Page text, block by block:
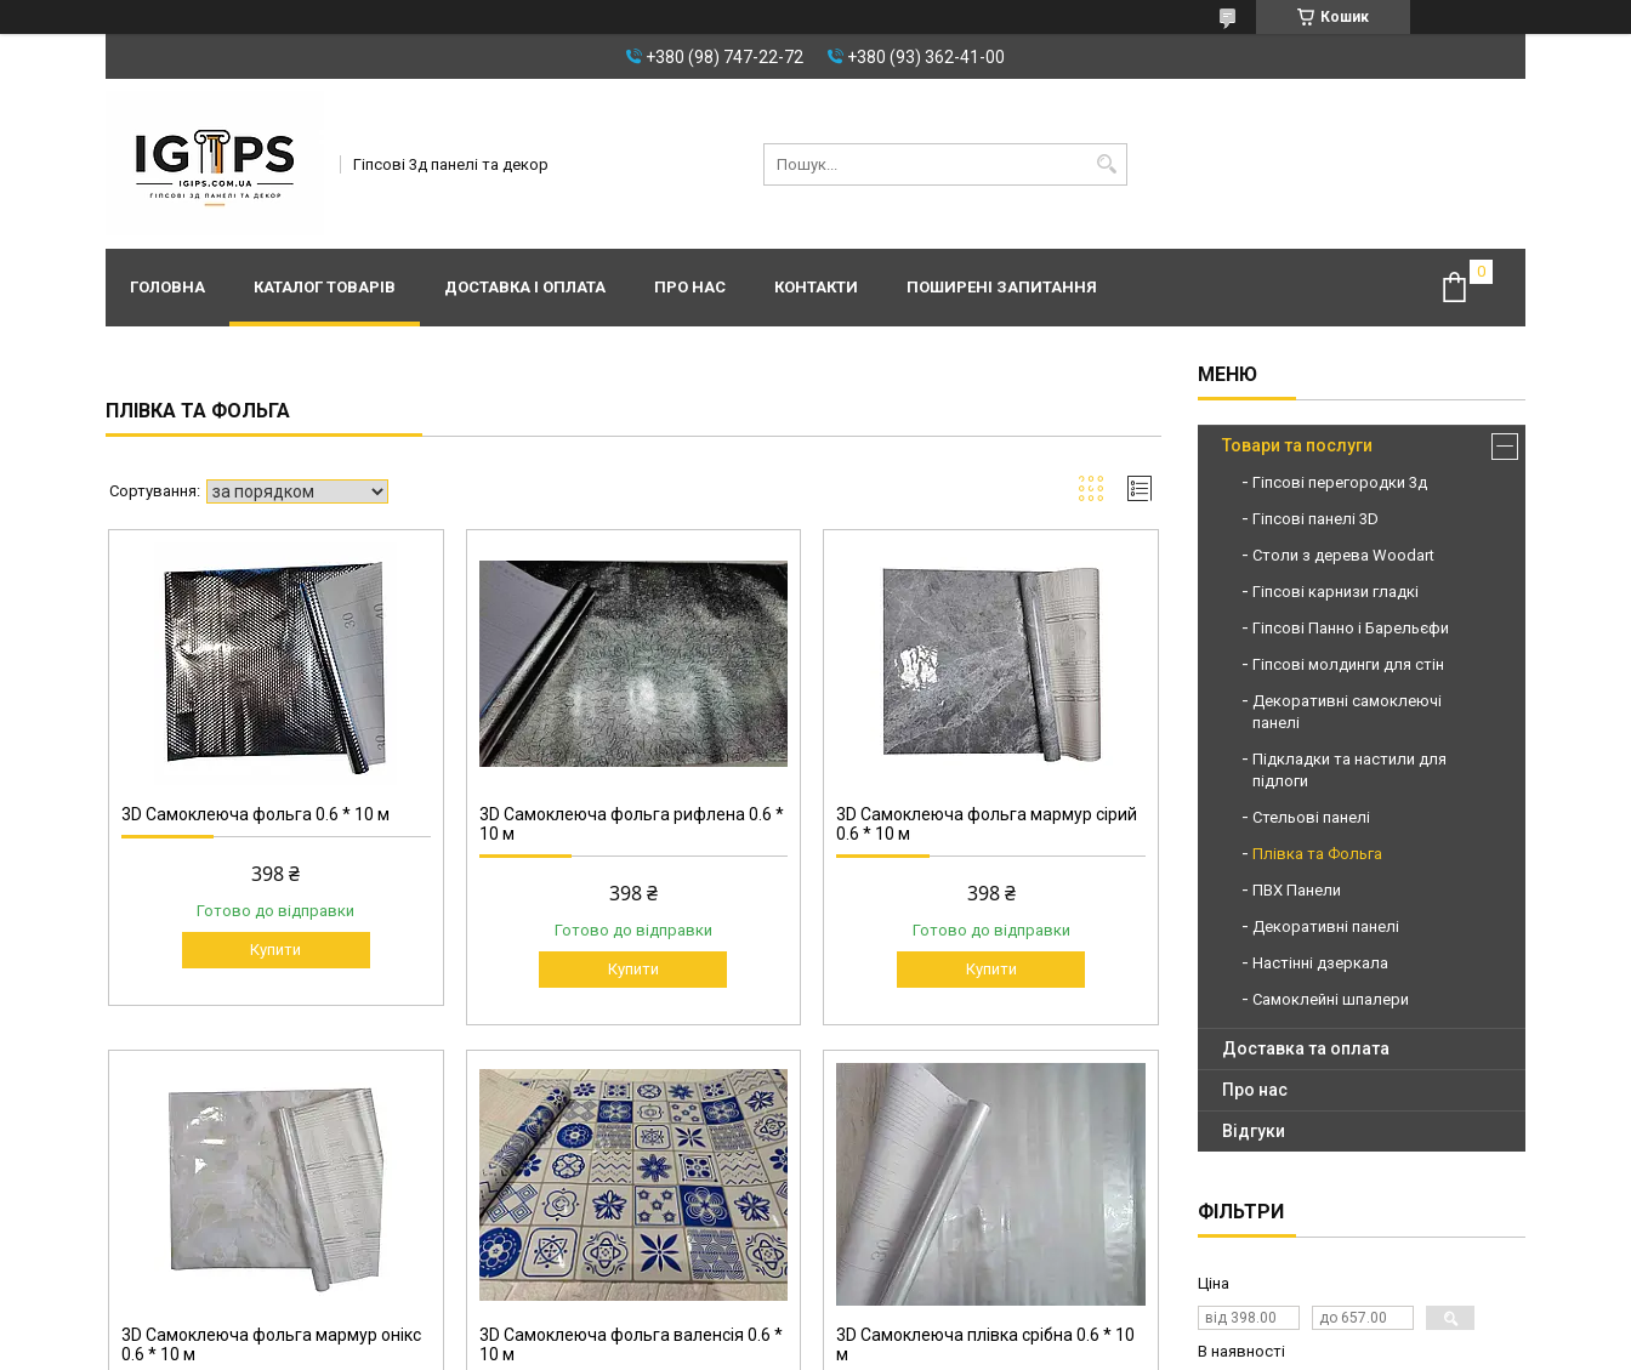
Кошик
+380 (98) 747-22-72 +380 (93) 362-41-00
Гіпсові 3д панелі та декор
ГОЛОВНА КАТАЛОГ ТОВАРІВ ДОСТАВКА І ОПЛАТА ПРО НАС КОНТАКТИ ПОШИРЕНІ ЗАПИТАННЯ
ПЛІВКА ТА ФОЛЬГА
3D Самоклеюча фольга 0.6 * 10 м
398 ₴
Готово до відправки
Купити
6016
3D Самоклеюча фольга рифлена 0.6 *
10 м
398 ₴
Готово до відправки
Купити
6003
3D Самоклеюча фольга мармур сірий
0.6 * 10 м
398 ₴
Готово до відправки
Купити
3D Самоклеюча фольга мармур онікс
0.6 * 10 м
6001
3D Самоклеюча фольга валенсія 0.6 *
10 м
2847
3D Самоклеюча плівка срібна 0.6 * 10
м
Товари та послуги
Гіпсові перегородки 3д
Гіпсові панелі 3D
Столи з дерева Woodart
Гіпсові карнизи гладкі
Гіпсові Панно і Барельєфи
Гіпсові молдинги для стін
Декоративні самоклеючі
панелі
Підкладки та настили для
підлоги
Стельові панелі
Плівка та Фольга
ПВХ Панели
Декоративні панелі
Настінні дзеркала
Самоклейні шпалери
Доставка та оплата
Про нас
Відгуки
ФІЛЬТРИ
Ціна
В наявності